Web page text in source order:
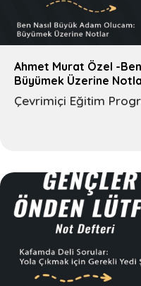
Ahmet Murat Özel -
Büyümek Üzerine
Çevrimiçi Eğitim